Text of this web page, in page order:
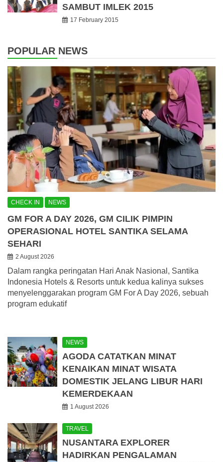
SAMBUT IMLEK 2015
17 February 2015
POPULAR NEWS
CHECK IN NEWS
GM FOR A DAY 2026, GM CILIK PIMPIN
OPERASIONAL HOTEL SANTIKA SELAMA
SEHARI
2 August 2026
Dalam rangka peringatan Hari Anak Nasional, Santika
Indonesia Hotels & Resorts untuk kedua kalinya sukses
menyelenggarakan program GM For A Day 2026, sebuah
program edukatif
NEWS
AGODA CATATKAN MINAT
KENAIKAN MINAT WISATA
DOMESTIK JELANG LIBUR HARI
KEMERDEKAAN
1 August 2026
TRAVEL
NUSANTARA EXPLORER
HADIRKAN PENGALAMAN